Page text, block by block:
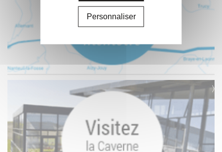
Personnaliser